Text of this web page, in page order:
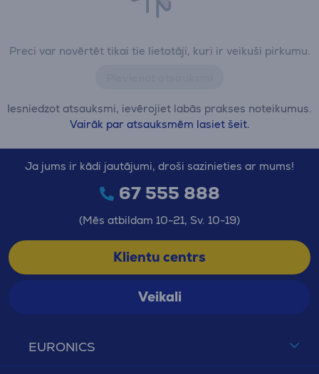
Preci var novērtēt tikai tie lietotāji, kuri ir veikuši pirkumu.
Iesniedzot atsauksmi, ievērojiet labās prakses noteikumus.
Vairāk par atsauksmēm lasiet šeit.
EURONICS
Ja jums ir kādi jautājumi, droši sazinieties ar mums!
67 555 888
(Mēs atbildam 10-21, Sv. 10-19)
Klientu centrs
Veikali